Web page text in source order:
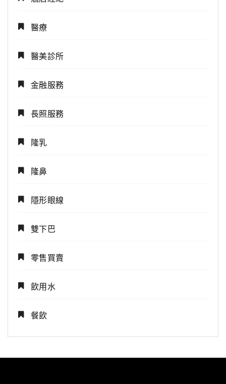
醫療
醫美診所
金融服務
長照服務
隆乳
隆鼻
隱形眼線
雙下巴
零售買賣
飲用水
餐飲